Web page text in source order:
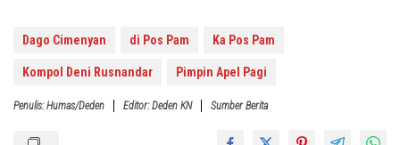
Dago Cimenyan di Pos Pam Ka Pos Pam
Kompol Deni Rusnandar Pimpin Apel Pagi
Penulis: Humas/deden Editor: Deden KN Sumber Berita